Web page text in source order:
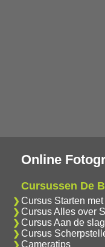
Online
Cursussen De
Cursus Starten
Cursus Alles over
Cursus Aan de
Cursus
Cameratips